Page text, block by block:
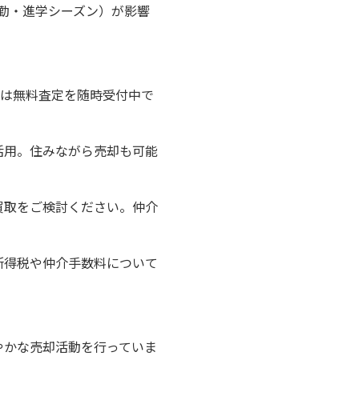
・進学シーズン）が影響
無料査定を随時受付中で
。住みながら売却も可能
をご検討ください。仲介
税や仲介手数料について
な売却活動を行っていま